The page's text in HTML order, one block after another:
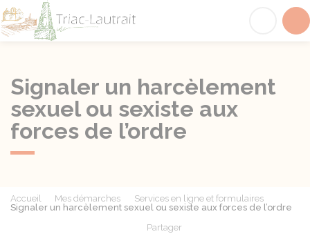
Signaler un harcèlement
sexuel ou sexiste aux
forces de l’ordre
Accueil Mes démarches
Services en ligne et formulaires
Signaler un harcèlement sexuel ou sexiste aux forces de l’ordre
Partager